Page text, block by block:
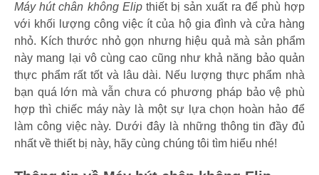
Máy hút chân không Elipthiết bị sản xuất ra để phù hợp
với khối lượng công việc ít của hộ gia đình và cửa hàng
nhỏ. Kích thước nhỏ gọn nhưng hiệu quả mà sản phẩm
này mang lại vô cùng cao cũng như khả năng bảo quản
thực phẩm rất tốt và lâu dài. Nếu lượng thực phẩm nhà
bạn quá lớn mà vẫn chưa có phương pháp bảo vệ phù
hợp thì chiếc máy này là một sự lựa chọn hoàn hảo để
làm công việc này. Dưới đây là những thông tin đầy đủ
nhất về thiết bị này, hãy cùng chúng tôi tìm hiểu nhé!